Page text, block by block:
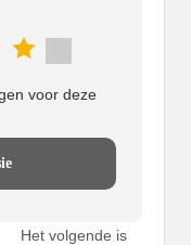
voor deze
Het volgende is